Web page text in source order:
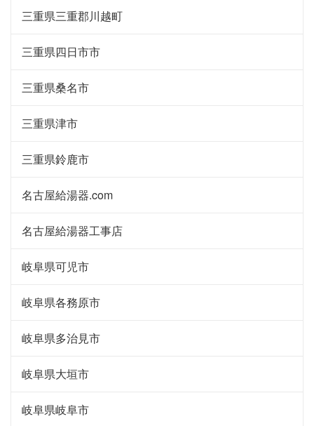
三重県三重郡川越町
三重県四日市市
三重県桑名市
三重県津市
三重県鈴鹿市
名古屋給湯器.com
名古屋給湯器工事店
岐阜県可児市
岐阜県各務原市
岐阜県多治見市
岐阜県大垣市
岐阜県岐阜市